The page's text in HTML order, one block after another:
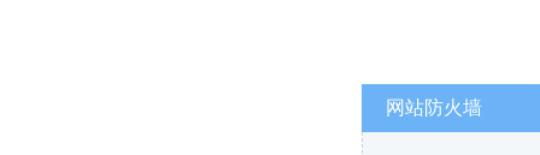
网站防火墙